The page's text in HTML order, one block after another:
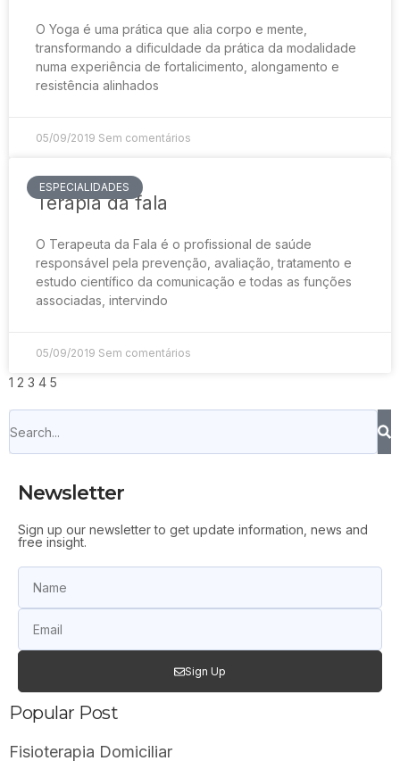
O Yoga é uma prática que alia corpo e mente,
transformando a dificuldade da prática da modalidade
numa experiência de fortalicimento, alongamento e
resistência alinhados
05/09/2019 Sem comentários
ESPECIALIDADES
Terapia da fala
O Terapeuta da Fala é o profissional de saúde
responsável pela prevenção, avaliação, tratamento e
estudo científico da comunicação e todas as funções
associadas, intervindo
05/09/2019 Sem comentários
1 2 3 4 5
Newsletter
Sign up our newsletter to get update information, news and
free insight.
Sign Up
Popular Post
Fisioterapia Domiciliar